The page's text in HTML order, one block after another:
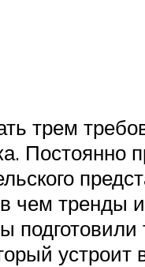
трем
Постоянно
чем тренды